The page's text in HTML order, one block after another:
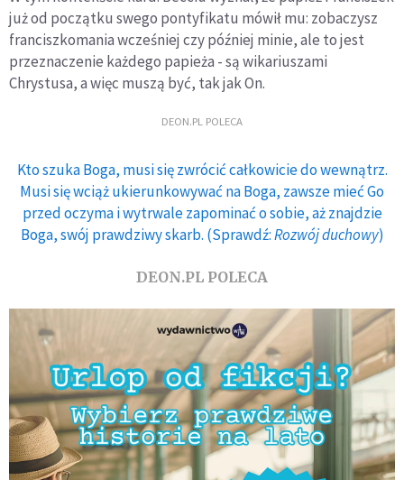
już od początku swego pontyfikatu mówił mu: zobaczysz
franciszkomania wcześniej czy później minie, ale to jest
przeznaczenie każdego papieża - są wikariuszami
Chrystusa, a więc muszą być, tak jak On.
DEON.PL POLECA
Kto szuka Boga, musi się zwrócić całkowicie do wewnątrz.
Musi się wciąż ukierunkowywać na Boga, zawsze mieć Go
przed oczyma i wytrwale zapominać o sobie, aż znajdzie
Boga, swój prawdziwy skarb. (Sprawdź:Rozwój duchowy)
DEON.PL POLECA